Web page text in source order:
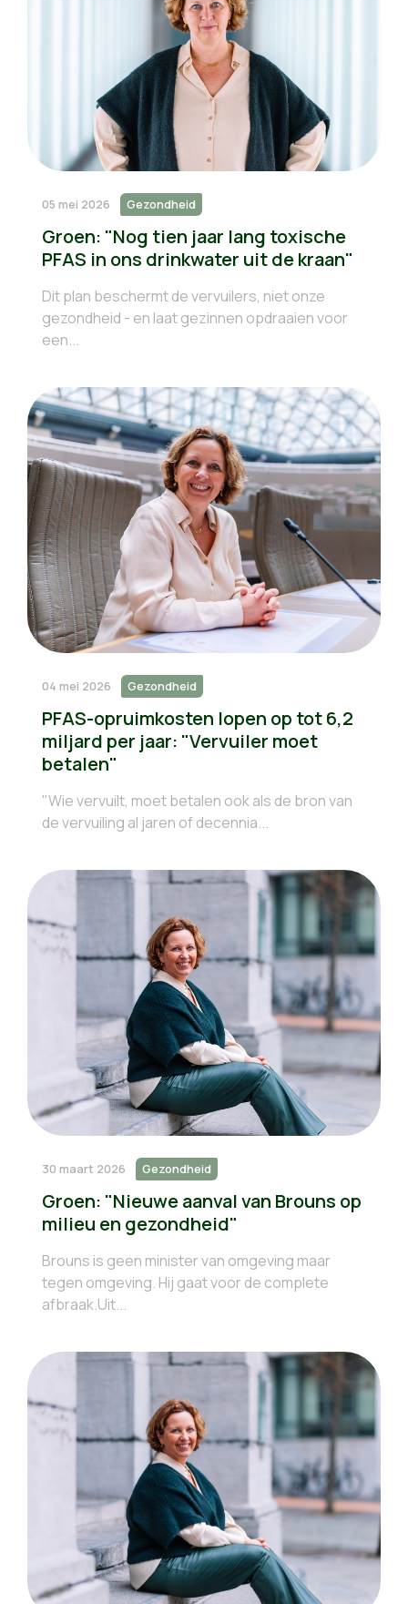
05 mei 2026 Gezondheid
Groen: "Nog tien jaar lang toxische
PFAS in ons drinkwater uit de kraan"
Dit plan beschermt de vervuilers, niet onze
gezondheid - en laat gezinnen opdraaien voor
een...
04 mei 2026 Gezondheid
PFAS-opruimkosten lopen op tot 6,2
miljard per jaar: "Vervuiler moet
betalen"
"Wie vervuilt, moet betalen ook als de bron van
de vervuiling al jaren of decennia...
30 maart 2026 Gezondheid
Groen: "Nieuwe aanval van Brouns op
milieu en gezondheid"
Brouns is geen minister van omgeving maar
tegen omgeving. Hij gaat voor de complete
afbraak.Uit...